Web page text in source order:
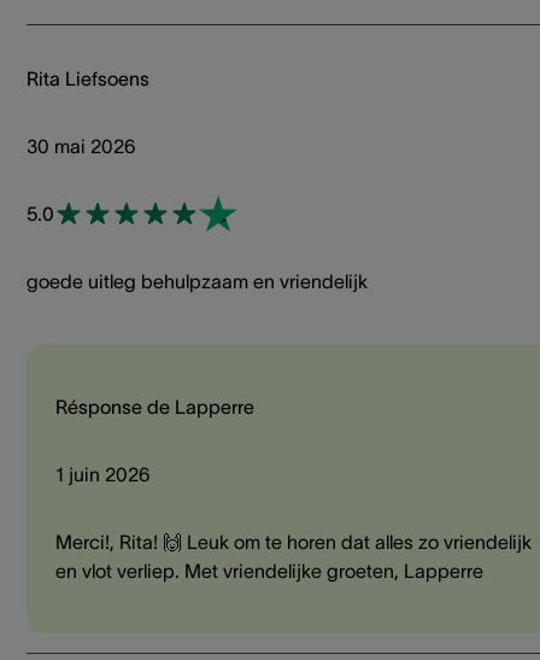
Rita Liefsoens
30 mai 2026
5.0
goede uitleg behulpzaam en vriendelijk
Résponse de Lapperre
1 juin 2026
Merci!, Rita! 🙌 Leuk om te horen dat alles zo vriendelijk
en vlot verliep. Met vriendelijke groeten, Lapperre